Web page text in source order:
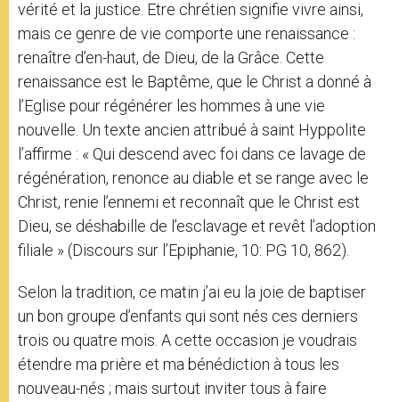
vérité et la justice. Etre chrétien signifie vivre ainsi,
mais ce genre de vie comporte une renaissance :
renaître d’en-haut, de Dieu, de la Grâce. Cette
renaissance est le Baptême, que le Christ a donné à
l’Eglise pour régénérer les hommes à une vie
nouvelle. Un texte ancien attribué à saint Hyppolite
l’affirme : « Qui descend avec foi dans ce lavage de
régénération, renonce au diable et se range avec le
Christ, renie l’ennemi et reconnaît que le Christ est
Dieu, se déshabille de l’esclavage et revêt l’adoption
filiale » (Discours sur l’Epiphanie, 10: PG 10, 862).
Selon la tradition, ce matin j’ai eu la joie de baptiser
un bon groupe d’enfants qui sont nés ces derniers
trois ou quatre mois. A cette occasion je voudrais
étendre ma prière et ma bénédiction à tous les
nouveau-nés ; mais surtout inviter tous à faire